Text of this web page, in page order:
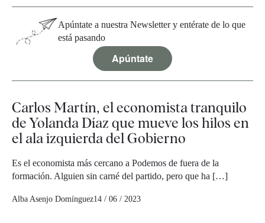
Apúntate a nuestra Newsletter y entérate de lo que
está pasando
Apúntate
Carlos Martín, el economista tranquilo
de Yolanda Díaz que mueve los hilos en
el ala izquierda del Gobierno
Es el economista más cercano a Podemos de fuera de la
formación. Alguien sin carné del partido, pero que ha […]
Alba Asenjo Domínguez14 / 06 / 2023